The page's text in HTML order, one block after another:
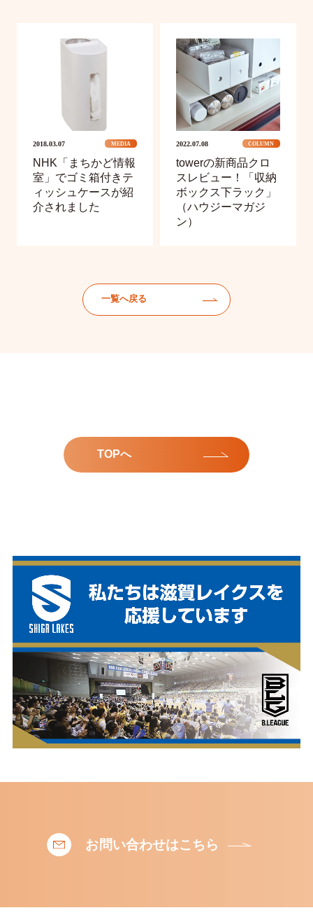
2018.03.07 MEDIA
NHK「まちかど情報
室」でゴミ箱付きテ
ィッシュケースが紹
介されました
2022.07.08 COLUMN
towerの新商品クロ
スレビュー！「収納
ボックス下ラック」
（ハウジーマガジ
ン）
一覧へ戻る
TOPへ
お問い合わせはこちら